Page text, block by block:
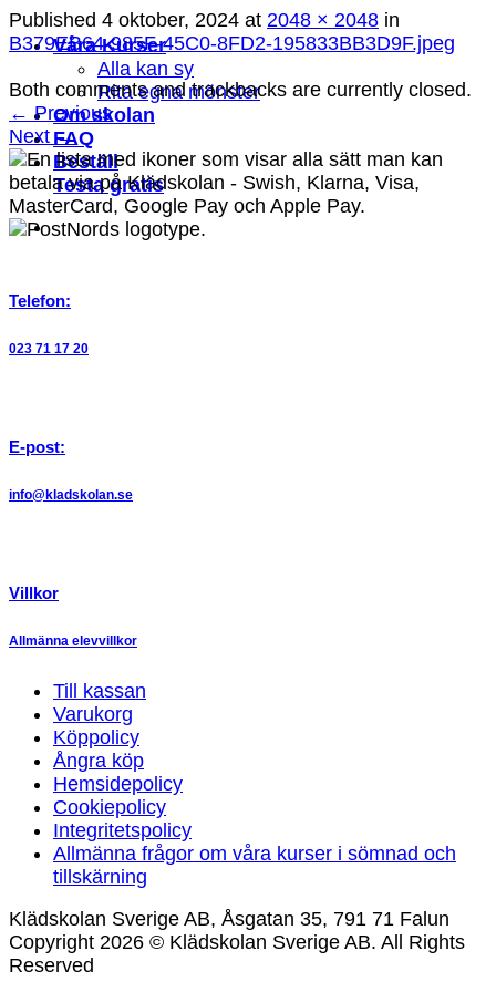
Våra Kurser
Alla kan sy
Rita egna mönster
Om skolan
FAQ
Beställ
Testa gratis
Published 4 oktober, 2024 at 2048 × 2048 in
B379EB64-985F-45C0-8FD2-195833BB3D9F.jpeg
Both comments and trackbacks are currently closed.
← Previous
Next→
Telefon:
023 71 17 20
E-post:
info@kladskolan.se
Villkor
Allmänna elevvillkor
Till kassan
Varukorg
Köppolicy
Ångra köp
Hemsidepolicy
Cookiepolicy
Integritetspolicy
Allmänna frågor om våra kurser i sömnad och
tillskärning
Klädskolan Sverige AB, Åsgatan 35, 791 71 Falun
Copyright 2026 © Klädskolan Sverige AB. All Rights
Reserved